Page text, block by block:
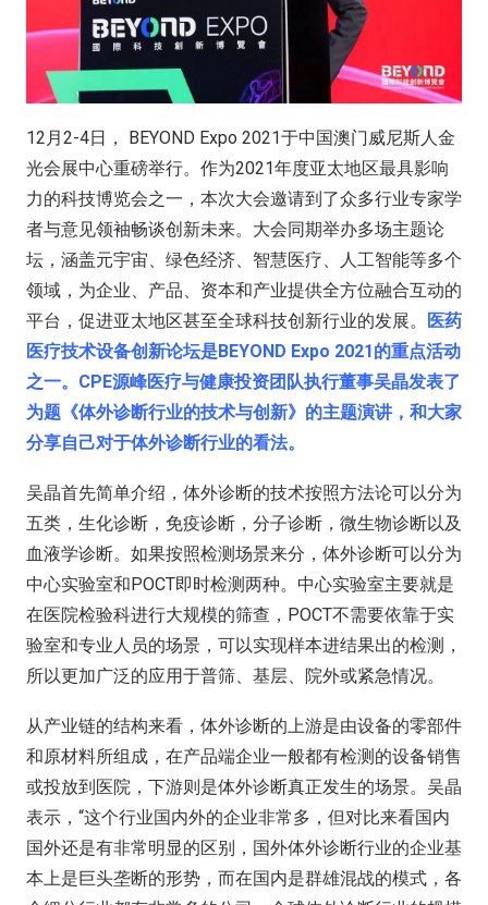
12月2-4日， BEYOND Expo 2021于中国澳门威尼斯人金
光会展中心重磅举行。作为2021年度亚太地区最具影响
力的科技博览会之一，本次大会邀请到了众多行业专家学
者与意见领袖畅谈创新未来。大会同期举办多场主题论
坛，涵盖元宇宙、绿色经济、智慧医疗、人工智能等多个
领域，为企业、产品、资本和产业提供全方位融合互动的
平台，促进亚太地区甚至全球科技创新行业的发展。
医药
医疗技术设备创新论坛是BEYOND Expo 2021的重点活动
之一。CPE源峰医疗与健康投资团队执行董事吴晶发表了
为题《体外诊断行业的技术与创新》的主题演讲，和大家
分享自己对于体外诊断行业的看法。
吴晶首先简单介绍，体外诊断的技术按照方法论可以分为
五类，生化诊断，免疫诊断，分子诊断，微生物诊断以及
血液学诊断。如果按照检测场景来分，体外诊断可以分为
中心实验室和POCT即时检测两种。中心实验室主要就是
在医院检验科进行大规模的筛查，POCT不需要依靠于实
验室和专业人员的场景，可以实现样本进结果出的检测，
所以更加广泛的应用于普筛、基层、院外或紧急情况。
从产业链的结构来看，体外诊断的上游是由设备的零部件
和原材料所组成，在产品端企业一般都有检测的设备销售
或投放到医院，下游则是体外诊断真正发生的场景。吴晶
表示，“这个行业国内外的企业非常多，但对比来看国内
国外还是有非常明显的区别，国外体外诊断行业的企业基
本上是巨头垄断的形势，而在国内是群雄混战的模式，各